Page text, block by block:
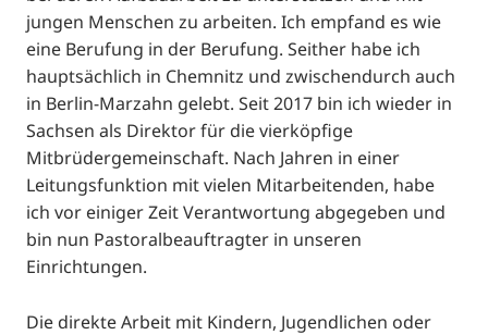
jungen Menschen zu arbeiten. Ich empfand es wie
eine Berufung in der Berufung. Seither habe ich
hauptsächlich in Chemnitz und zwischendurch auch
in Berlin-Marzahn gelebt. Seit 2017 bin ich wieder in
Sachsen als Direktor für die vierköpfige
Mitbrüdergemeinschaft. Nach Jahren in einer
Leitungsfunktion mit vielen Mitarbeitenden, habe
ich vor einiger Zeit Verantwortung abgegeben und
bin nun Pastoralbeauftragter in unseren
Einrichtungen.
Die direkte Arbeit mit Kindern, Jugendlichen oder